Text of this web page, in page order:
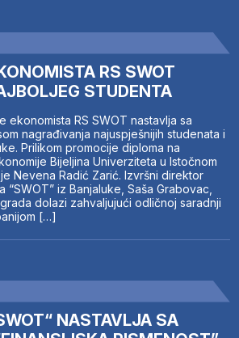
RS SWOT
STUDENTA
ekonomista RS SWOT nastavlja sa
nagrađivanja najuspješnijih studenata i
Prilikom promocije diploma na
Bijeljina Univerziteta u Istočnom
Nevena Radić Zarić. Izvršni direktor
“SWOT” iz Banjaluke, Saša Grabovac,
dolazi zahvaljujući odličnoj saradnji
[…]
NASTAVLJA SA